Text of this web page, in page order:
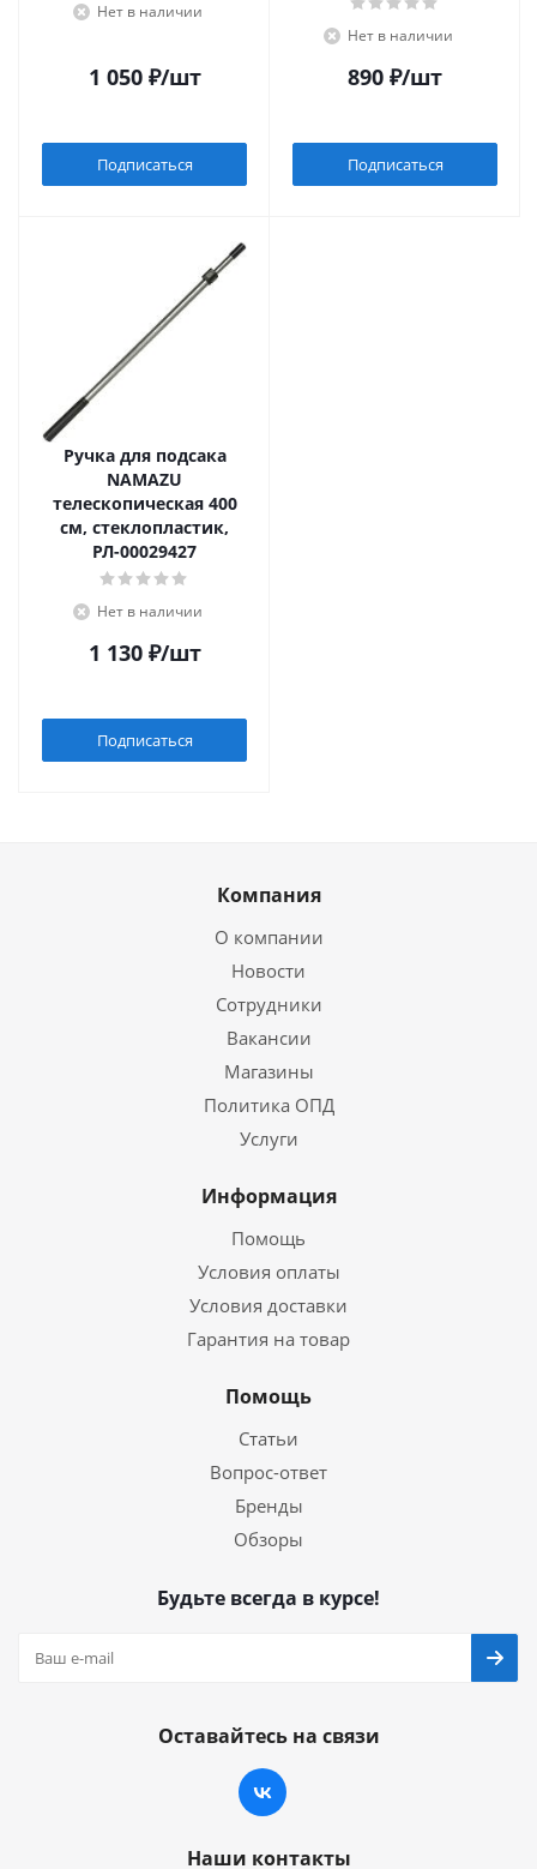
Нет в наличии
1 050₽/шт
Подписаться
Нет в наличии
890 ₽/шт
Подписаться
Ручка для подсака
NAMAZU
телескопическая 400
см, стеклопластик,
РЛ-00029427
Нет в наличии
1 130₽/шт
Подписаться
Компания
О компании
Новости
Сотрудники
Вакансии
Магазины
Политика ОПД
Услуги
Информация
Помощь
Условия оплаты
Условия доставки
Гарантия на товар
Помощь
Статьи
Вопрос-ответ
Бренды
Обзоры
Будьте всегда в курсе!
Оставайтесь на связи
Наши контакты